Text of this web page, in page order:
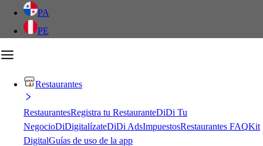
PA
PE
Restaurantes
RestaurantesRegistra tu RestauranteDiDi Tu
NegocioDiDigitalízateDiDi AdsImpuestosRestaurantes FAQKit
DigitalGuías de uso de la app